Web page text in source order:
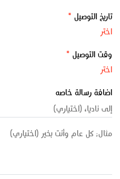
تاريخ التوصيل *
وقت التوصيل *
اضافة رسالة خاصه